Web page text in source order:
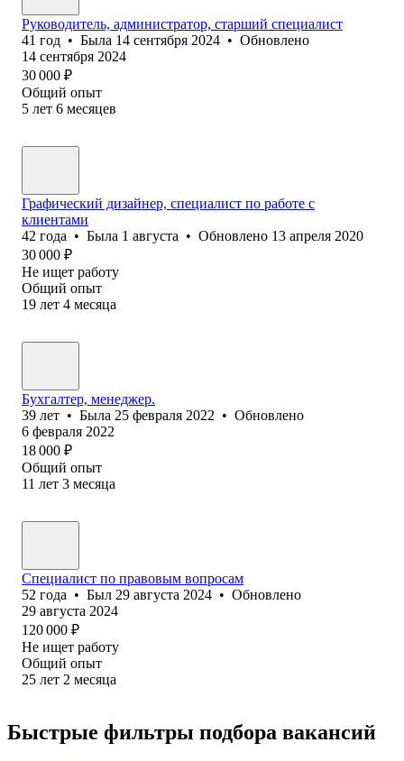
Руководитель, администратор, старший специалист
41 год • Была 14 сентября 2024 • Обновлено
14 сентября 2024
30 000 ₽
Общий опыт
5 лет 6 месяцев
Графический дизайнер, специалист по работе с
клиентами
42 года • Была 1 августа • Обновлено 13 апреля 2020
30 000 ₽
Не ищет работу
Общий опыт
19 лет 4 месяца
Бухгалтер, менеджер.
39 лет • Была 25 февраля 2022 • Обновлено
6 февраля 2022
18 000 ₽
Общий опыт
11 лет 3 месяца
Специалист по правовым вопросам
52 года • Был 29 августа 2024 • Обновлено
29 августа 2024
120 000 ₽
Не ищет работу
Общий опыт
25 лет 2 месяца
Быстрые фильтры подбора вакансий